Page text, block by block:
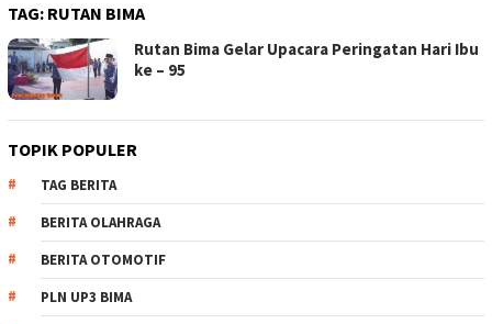
TAG: RUTAN BIMA
Rutan Bima Gelar Upacara Peringatan Hari Ibu
ke – 95
TOPIK POPULER
TAG BERITA
BERITA OLAHRAGA
BERITA OTOMOTIF
PLN UP3 BIMA